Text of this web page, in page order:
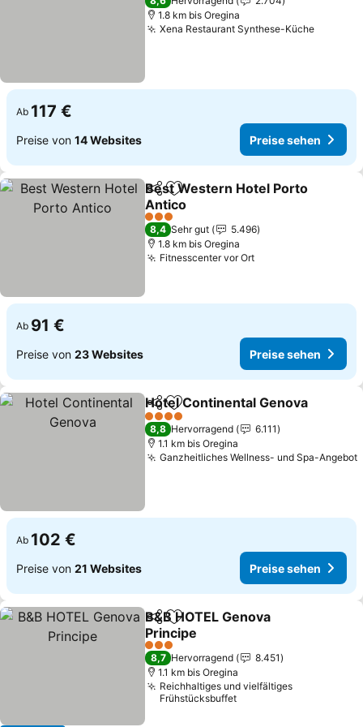
1.8 km bis Oregina
Xena Restaurant Synthese-KüchePreise
Ab 117 €
Preise von 14 Websites Preise sehen
TeilenZu Favoriten hinzufügen
Best Western Hotel Porto
Antico
Preise sehen
3 Sterne
8,4 Sehr gut
5.496
1.8 km bis Oregina
Fitnesscenter vor OrtPreise sehen
Ab 91 €
Preise von 23 Websites Preise sehen
TeilenZu Favoriten hinzufügen
Hotel Continental Genova
4 Sterne
8,8 Hervorragend
6.111
1.1 km bis Oregina
Ganzheitliches Wellness- und Spa-Angebot
Ab 102 €
Preise von 21 Websites Preise sehen
TeilenZu Favoriten hinzufügen
B&B HOTEL Genova
Principe
Preise sehen
3 Sterne
8,7 Hervorragend
8.451
1.1 km bis Oregina
Reichhaltiges und vielfältiges
Frühstücksbuffet